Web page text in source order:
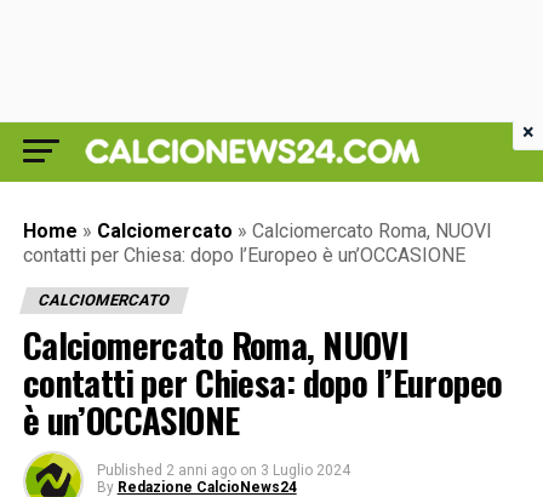
Home » Calciomercato » Calciomercato Roma, NUOVI
contatti per Chiesa: dopo l’Europeo è un’OCCASIONE
CALCIOMERCATO
Calciomercato Roma, NUOVI
contatti per Chiesa: dopo l’Europeo
è un’OCCASIONE
Published 2 anni ago on 3 Luglio 2024
By Redazione CalcioNews24
×